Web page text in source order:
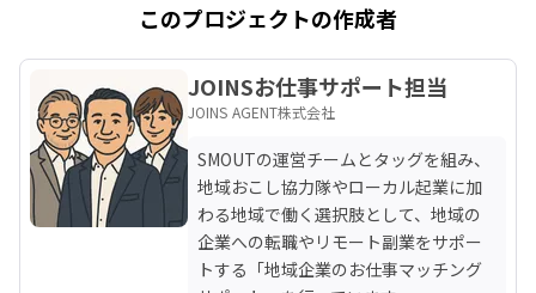
このプロジェクトの作成者
JOINSお仕事サポート担当
JOINS AGENT株式会社
SMOUTの運営チームとタッグを組み、
地域おこし協力隊やローカル起業に加
わる地域で働く選択肢として、地域の
企業への転職やリモート副業をサポー
トする「地域企業のお仕事マッチング